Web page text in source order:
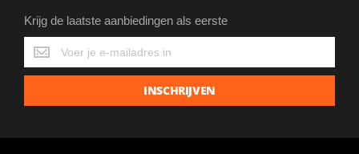
Krijg de laatste aanbiedingen als eerste
Krijg
de
laatste
INSCHRIJVEN